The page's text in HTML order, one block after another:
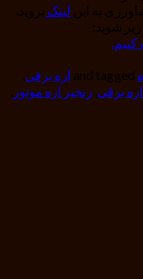
به این لینک بروید.
شوید:
اره برقی
برقی زنجیر اره موتور